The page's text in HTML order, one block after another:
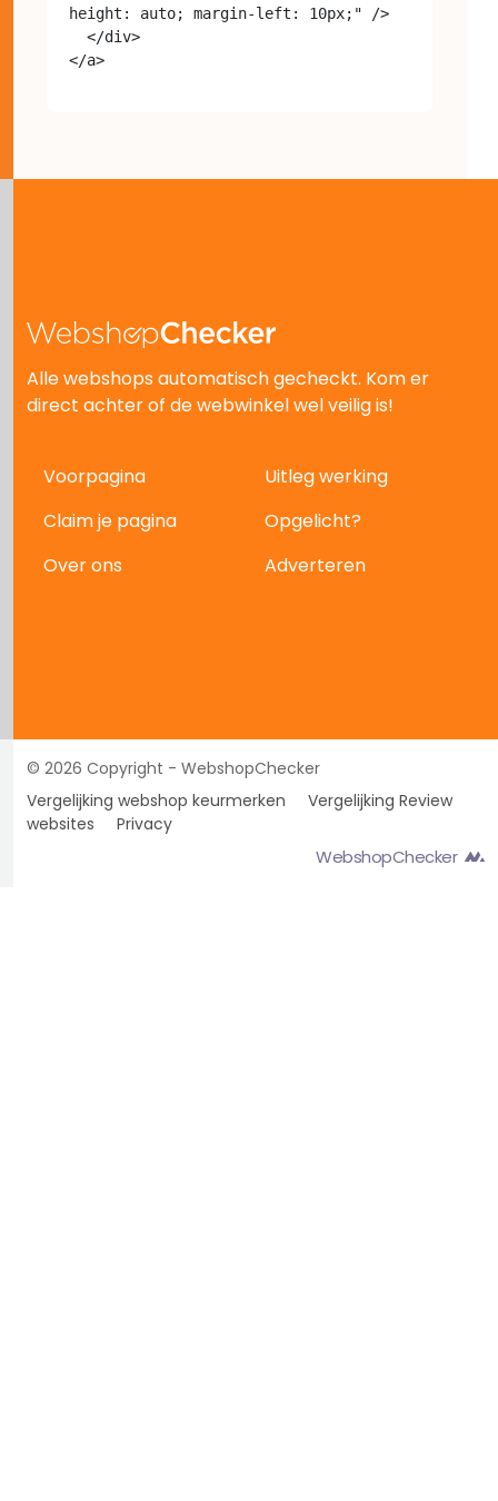
height: auto; margin-left: 10px;" />
Alle webshops automatisch gecheckt. Kom er
direct achter of de webwinkel wel veilig is!
Voorpagina
Uitleg werking
Claim je pagina
Opgelicht?
Over ons
Adverteren
© 2026 Copyright - WebshopChecker
Vergelijking webshop keurmerken
Vergelijking Review
websites
Privacy
WebshopChecker